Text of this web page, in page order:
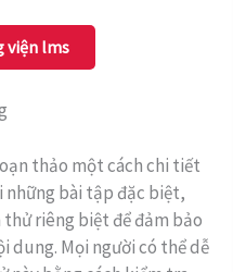
viện lms
thảo một cách chi tiết
những bài tập đặc biệt,
riêng biệt để đảm bảo
dung. Mọi người có thể dễ